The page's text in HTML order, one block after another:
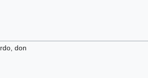
don